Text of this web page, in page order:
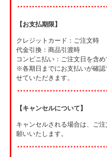
第5条（禁止事項）
・他の参加者やスタッフ、地域の
・イベント運営の妨げとなる行為
・危険行為（無断で田んぼや立
・主催者の許可のない撮影・録
・会場周辺の環境や自然を損なう
・その他、主催者が不適切と判断
第6条（自然体験に関する注意事
足元のぬかるみや泥による汚れ
ても差し支えない服装でご参加く
・田んぼや里山の環境上、虫刺
ります。各自で対策を行い、体
・屋外での実施となるため、熱
【お支払期限】
クレジットカード：ご注文時
代金引換：商品引渡時
コンビニ払い：ご注文日を含め
※各期日までにお支払いが確
せていただきます。
【キャンセルについて】
キャンセルされる場合は、ご
願いいたします。